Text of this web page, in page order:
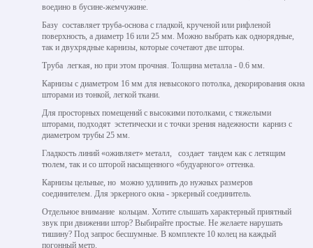
воедино в бусине-жемчужине.
Базу составляет труба-основа с гладкой, крученой или рифленой
поверхность, а диаметр 16 или 25 мм. Можно выбрать как однорядные,
так и двухрядные карнизы, которые сочетают две шторы.
Труба легкая, но при этом прочная. Толщина металла - 0.6 мм.
Карнизы с диаметром 16 мм для невысокого потолка, декорирования окна
шторами из тонкой, легкой ткани.
Для просторных помещений с высокими потолками, с тяжелыми
шторами, подходят эстетически и с точки зрения надежности карниз с
диаметром трубы 25 мм.
Гладкость линий «оживляет» металл, создает тандем как с летящим
тюлем, так и со шторой насыщенного «будуарного» оттенка.
Карнизы цельные, но можно удлинить до нужных размеров
соединителем. Для эркерного окна - эркерный соединитель.
Отдельное внимание кольцам. Хотите слышать характерный приятный
звук при движении штор? Выбирайте простые. Не желаете нарушать
тишину? Под запрос бесшумные. В комплекте 10 колец на каждый
погонный метр.